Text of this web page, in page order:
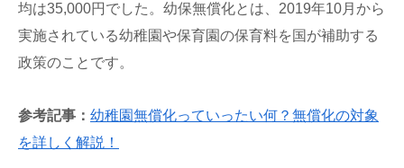
均は35,000円でした。幼保無償化とは、2019年10月から
実施されている幼稚園や保育園の保育料を国が補助する
政策のことです。
参考記事： 幼稚園無償化っていったい何？無償化の対象
を詳しく解説！